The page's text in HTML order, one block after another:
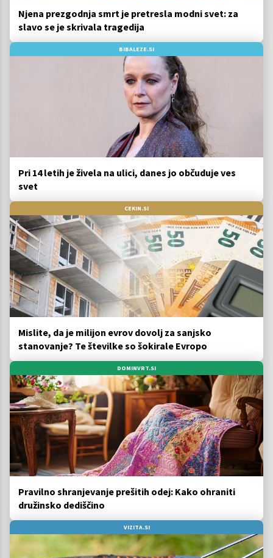
Njena prezgodnja smrt je pretresla modni svet: za
slavo se je skrivala tragedija
BIBALEZE.SI
Pri 14 letih je živela na ulici, danes jo občuduje ves
svet
CEKIN.SI
Mislite, da je milijon evrov dovolj za sanjsko
stanovanje? Te številke so šokirale Evropo
DOMINVRT.SI
Pravilno shranjevanje prešitih odej: Kako ohraniti
družinsko dediščino
VIZITA.SI